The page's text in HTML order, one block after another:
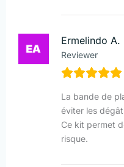
Ermelindo A.
Reviewer
La bande de
éviter les
Ce kit permet
risque.